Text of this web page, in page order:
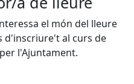
el món del lleure
d'inscriure't al curs de
l'Ajuntament.